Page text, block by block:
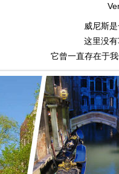
威尼斯
这里没
它曾一直存在于